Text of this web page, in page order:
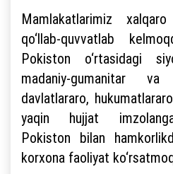
Mamlakatlarimiz
qo‘llab-quvvatlab
Pokiston o‘rtasidagi
madaniy-gumanitar
davlatlararo,
yaqin hujjat
Pokiston bilan
korxona faoliyat